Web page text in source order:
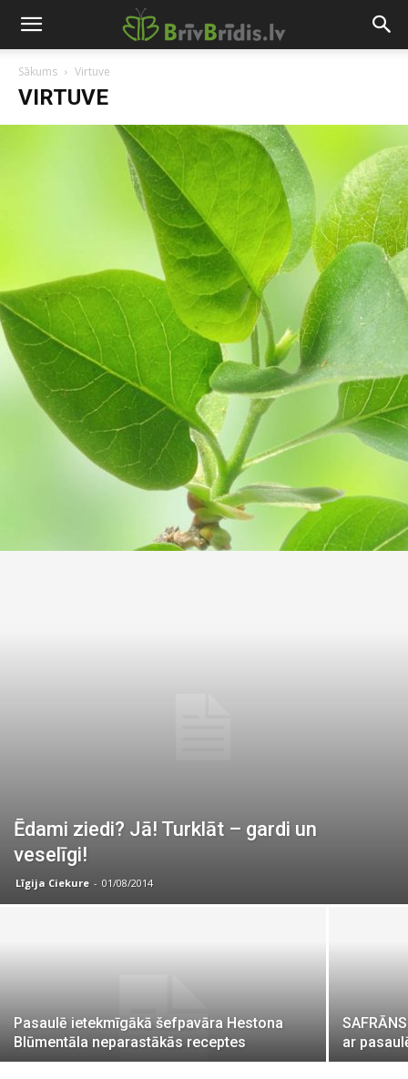
Sākums Virtuve
VIRTUVE
Ēdami ziedi? Jā! Turklāt – gardi un
veselīgi!
Līgija Ciekure - 01/08/2014
Pasaulē ietekmīgākā šefpavāra Hestona
Blūmentāla neparastākās receptes
ar